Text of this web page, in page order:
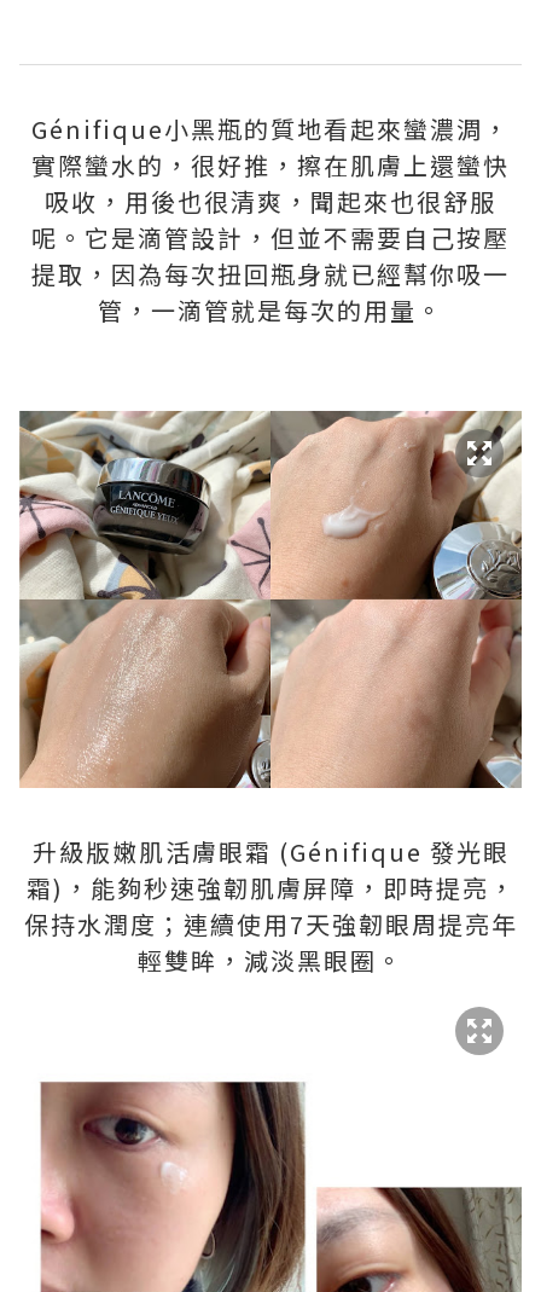
Génifique小黑瓶的質地看起來蠻濃淍，
實際蠻水的，很好推，擦在肌膚上還蠻快
吸收，用後也很清爽，聞起來也很舒服
呢。它是滴管設計，但並不需要自己按壓
提取，因為每次扭回瓶身就已經幫你吸一
管，一滴管就是每次的用量。
升級版嫩肌活膚眼霜 (Génifique 發光眼
霜)，能夠秒速強韌肌膚屏障，即時提亮，
保持水潤度；連續使用7天強韌眼周提亮年
輕雙眸，減淡黑眼圈。